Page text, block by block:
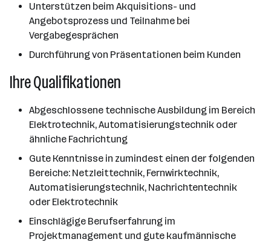
Unterstützen beim Akquisitions- und
Angebotsprozess und Teilnahme bei
Vergabegesprächen
Durchführung von Präsentationen beim Kunden
Ihre Qualifikationen
Abgeschlossene technische Ausbildung im Bereich
Elektrotechnik, Automatisierungstechnik oder
ähnliche Fachrichtung
Gute Kenntnisse in zumindest einen der folgenden
Bereiche: Netzleittechnik, Fernwirktechnik,
Automatisierungstechnik, Nachrichtentechnik
oder Elektrotechnik
Einschlägige Berufserfahrung im
Projektmanagement und gute kaufmännische